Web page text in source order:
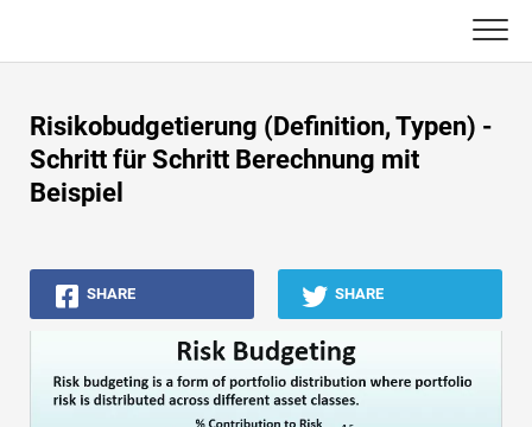
content
Buchhaltungs-Tutorials
Asset Management-Tutorials
Excel, VBA & Power BI
Investment Banking Tutorials
Top Bücher
Risikobudgetierung (Definition, Typen) -
Schritt für Schritt Berechnung mit
Beispiel
SHARE SHARE